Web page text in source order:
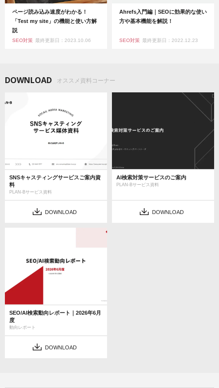
ページ読み込み速度がわかる！
「Test my site」の機能と使い方解
説
SEO対策 最終更新日：2023.10.06
Ahrefs入門編｜SEOに効果的な使い
方や基本機能を解説！
SEO対策 最終更新日：2022.12.23
DOWNLOAD オススメ資料コーナー
SNSキャスティングサービスご案内資
料
PLAN-Bサービス資料
DOWNLOAD
AI検索対策サービスのご案内
PLAN-Bサービス資料
DOWNLOAD
SEO/AI検索動向レポート｜2026年6月
度
動向レポート
DOWNLOAD